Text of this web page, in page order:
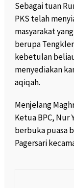
Sebagai tuan
PKS telah
masyarakat
berupa
kebetulan
menyediakan
aqiqah.
Menjelang
Ketua BPC, Nur
berbuka puasa
Pagersari